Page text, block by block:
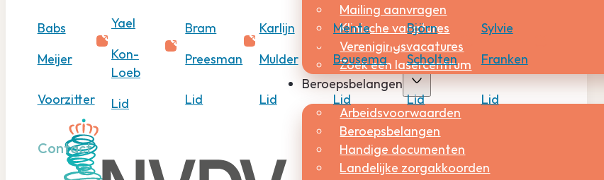
Mailing aanvragen
Klinische vacatures
Verenigingsvacatures
Zoek een lasercentrum
Beroepsbelangen
Arbeidsvoorwaarden
Beroepsbelangen
Handige documenten
Landelijke zorgakkoorden
Babs
Meijer
Voorzitter
Yael
Kon-
Loeb
Lid
Bram
Preesman
Lid
Karlijn
Mulder
Lid
Mente
Bousema
Lid
Björn
Scholten
Lid
Sylvie
Franken
Lid
Contact